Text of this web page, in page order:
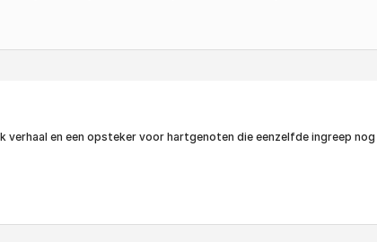
en een opsteker voor hartgenoten die eenzelfde ingreep